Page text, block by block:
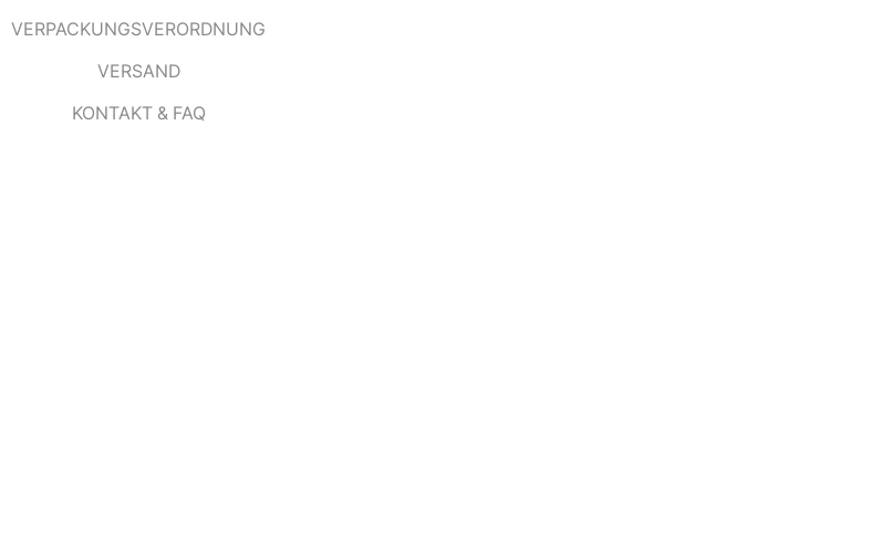
VERPACKUNGSVERORDNUNG
VERSAND
KONTAKT & FAQ